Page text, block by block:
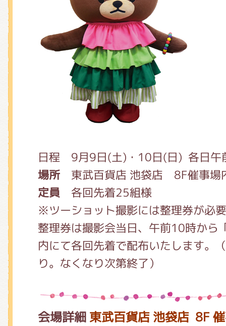
日程 9月9日(土)・10日(日) 各日午
場所 東武百貨店 池袋店 8F催事場
定員 各回先着25組様
※ツーショット撮影には整理券が必
整理券は撮影会当日、午前10時から
内にて各回先着で配布いたします。
り。なくなり次第終了）
会場詳細 東武百貨店 池袋店 8F